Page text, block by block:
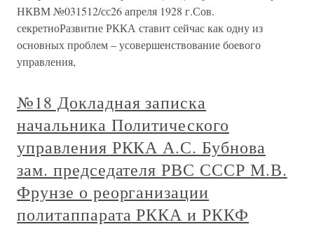
НКВМ №031512/сс26 апреля 1928 г.Сов.
секретноРазвитие РККА ставит сейчас как одну из
основных проблем – усовершенствование боевого
управления,
№18 Докладная записка
начальника Политического
управления РККА А.С. Бубнова
зам. председателя РВС СССР М.В.
Фрунзе о реорганизации
политаппарата РККА и РККФ